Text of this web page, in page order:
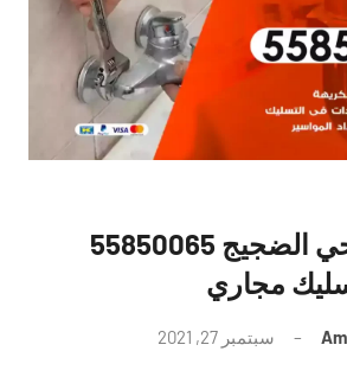
سباك فني صحي الضجيج 55850065
مجاري
سبتمبر 27, 2021